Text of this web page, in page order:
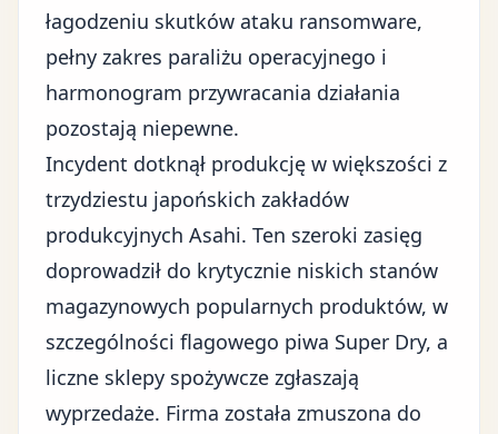
łagodzeniu skutków ataku ransomware,
pełny zakres paraliżu operacyjnego i
harmonogram przywracania działania
pozostają niepewne.
Incydent dotknął produkcję w większości z
trzydziestu japońskich zakładów
produkcyjnych Asahi. Ten szeroki zasięg
doprowadził do krytycznie niskich stanów
magazynowych popularnych produktów, w
szczególności flagowego piwa Super Dry, a
liczne sklepy spożywcze zgłaszają
wyprzedaże. Firma została zmuszona do